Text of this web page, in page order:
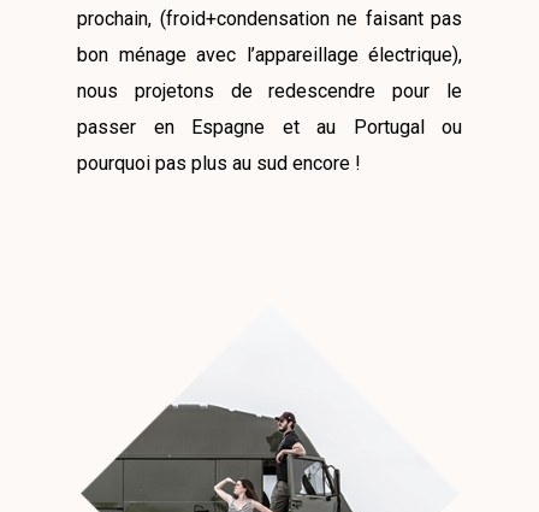
prochain, (froid+condensation ne faisant pas
bon ménage avec l’appareillage électrique),
nous projetons de redescendre pour le
passer en Espagne et au Portugal ou
pourquoi pas plus au sud encore !